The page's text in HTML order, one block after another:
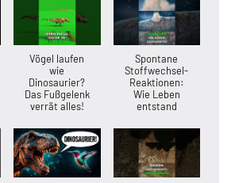
Vögel laufen
wie
Dinosaurier?
Das Fußgelenk
verrät alles!
Spontane
Stoffwechsel-
Reaktionen:
Wie Leben
entstand